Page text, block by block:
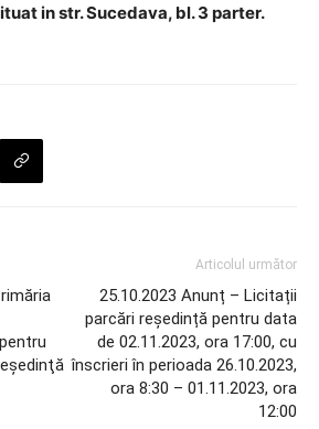
in str. Sucedava, bl. 3 parter.
Articolul următor
25.10.2023 Anunț – Licitații
parcări reședință pentru data
de 02.11.2023, ora 17:00, cu
înscrieri în perioada 26.10.2023,
ora 8:30 – 01.11.2023, ora
12:00